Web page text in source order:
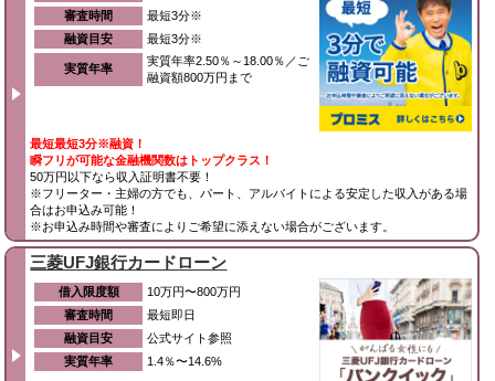
審査時間
最短3分※
融資目安
最短3分※
実質年率
実質年率2.50％～18.00％／ご
融資額800万円まで
最短最短3分※融資！
瞬フリが可能な金融機関数はトップクラス！
50万円以下なら収入証明書不要！
※フリーター・主婦の方でも、パート、アルバイトによる安定した収入がある場
合はお申込み可能！
※お申込み時間や審査によりご希望に添えない場合がございます。
三菱UFJ銀行カードローン
借入限度額
10万円〜800万円
審査時間
最短即日
融資目安
公式サイト参照
実質年率
1.4％〜14.6%